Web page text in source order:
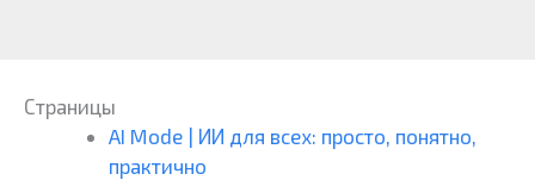
Страницы
AI Mode | ИИ для всех: просто, понятно,
практично